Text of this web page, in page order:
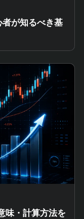
が知るべき基
味・計算方法を